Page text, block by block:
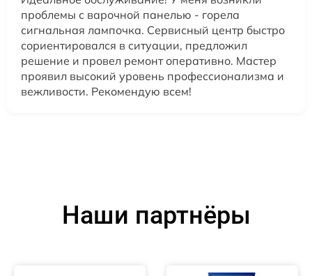
проблемы с варочной панелью - горела
сигнальная лампочка. Сервисный центр быстро
сориентировался в ситуации, предложил
решение и провел ремонт оперативно. Мастер
проявил высокий уровень профессионализма и
вежливости. Рекомендую всем!
Наши партнёры